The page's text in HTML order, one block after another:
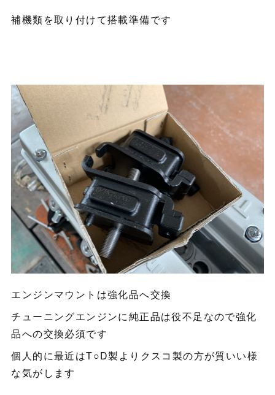
補機類を取り付けて搭載準備です
エンジンマウントは強化品へ交換
チューニングエンジンに純正品は役不足なので強化
品への交換必須です
個人的に最近はT○D製よりクスコ製の方が質いい様
な気がします